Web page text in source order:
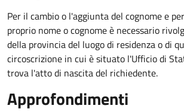
Per il cambio o l'aggiunta del cognome e
proprio nome o cognome è necessario
della provincia del luogo di residenza o di
circoscrizione in cui è situato l'Ufficio di
trova l'atto di nascita del richiedente.
Approfondimenti